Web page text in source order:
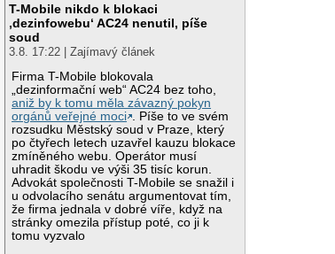
T-Mobile nikdo k blokaci
‚dezinfowebu‘ AC24 nenutil, píše
soud
3.8. 17:22 | Zajímavý článek
Firma T-Mobile blokovala
„dezinformační web“ AC24 bez toho,
aniž by k tomu měla závazný pokyn
orgánů veřejné moci . Píše to ve svém
rozsudku Městský soud v Praze, který
po čtyřech letech uzavřel kauzu blokace
zmíněného webu. Operátor musí
uhradit škodu ve výši 35 tisíc korun.
Advokát společnosti T-Mobile se snažil i
u odvolacího senátu argumentovat tím,
že firma jednala v dobré víře, když na
stránky omezila přístup poté, co ji k
tomu vyzvalo